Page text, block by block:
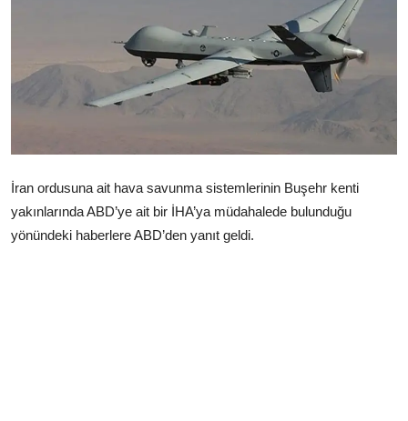
İran ordusuna ait hava savunma sistemlerinin Buşehr kenti
yakınlarında ABD’ye ait bir İHA’ya müdahalede bulunduğu
yönündeki haberlere ABD’den yanıt geldi.